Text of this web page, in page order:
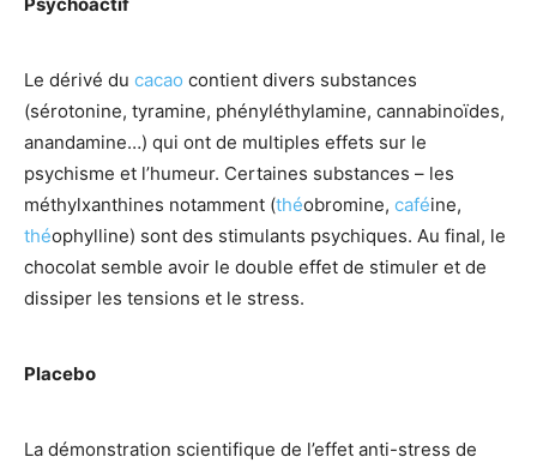
Le dérivé du cacao contient divers substances
(sérotonine, tyramine, phényléthylamine, cannabinoïdes,
anandamine…) qui ont de multiples effets sur le
psychisme et l’humeur. Certaines substances – les
méthylxanthines notamment (théobromine, caféine,
théophylline) sont des stimulants psychiques. Au final, le
chocolat semble avoir le double effet de stimuler et de
dissiper les tensions et le stress.
Placebo
La démonstration scientifique de l’effet anti-stress de